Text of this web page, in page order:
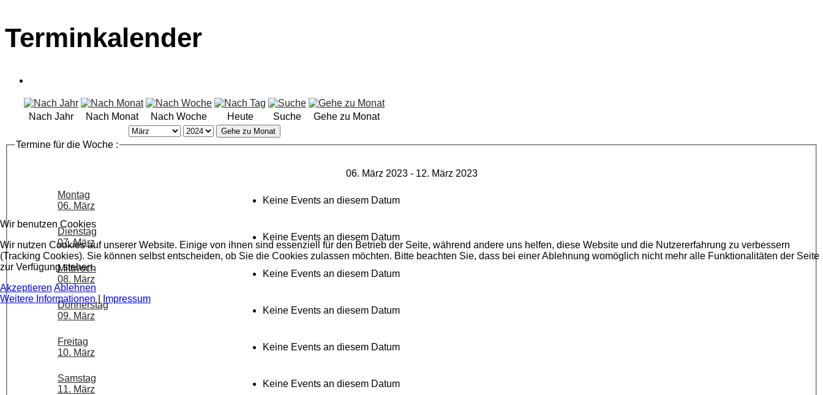
Terminkalender
Nach Jahr Nach Monat Nach Woche Heute Suche Gehe zu Monat
Gehe zu Monat
Termine für die Woche :
06. März 2023 - 12. März 2023
Montag
06. März
Keine Events an diesem Datum
Dienstag
07. März
Keine Events an diesem Datum
Mittwoch
08. März
Keine Events an diesem Datum
Donnerstag
09. März
Keine Events an diesem Datum
Freitag
10. März
Keine Events an diesem Datum
Samstag
11. März
Keine Events an diesem Datum
Wir benutzen Cookies
Wir nutzen Cookies auf unserer Website. Einige von ihnen sind essenziell für den Betrieb der Seite, während andere uns helfen, diese Website und die Nutzererfahrung zu verbessern
(Tracking Cookies). Sie können selbst entscheiden, ob Sie die Cookies zulassen möchten. Bitte beachten Sie, dass bei einer Ablehnung womöglich nicht mehr alle Funktionalitäten der Seite
zur Verfügung stehen.
Akzeptieren Ablehnen
Weitere Informationen
Impressum